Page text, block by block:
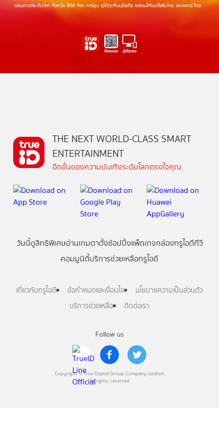
Follow us
Copyright © True Digital Group Company Limited.
All rights reserved
THE NEXT WORLD-CLASS SMART
ENTERTAINMENT
อีกขั้นของความบันเทิงระดับโลกตรงใจคุณ
วันนี้ดูสิทธิพิเศษอ่านเกมตาตั้งช้อปปิ้งแพ็กเกจกล่องทรูไอดีทีวี
คอมมูนิตี้บริการช่วยเหลือทรูไอดี
เกี่ยวกับทรูไอดี ข้อกำหนดและเงื่อนไข
นโยบายความเป็นส่วนตัว
บริการช่วยเหลือ
ติดต่อเรา